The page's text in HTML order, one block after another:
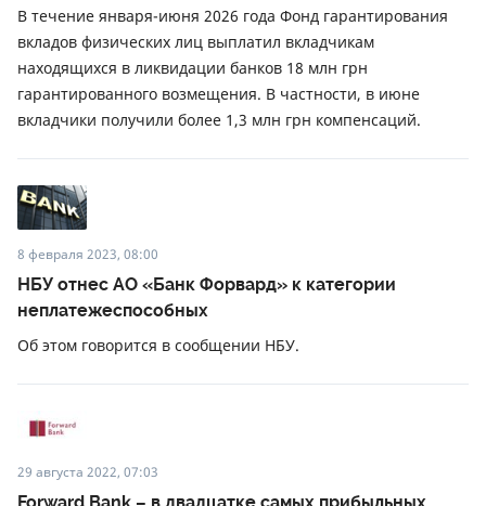
В течение января-июня 2026 года Фонд гарантирования
вкладов физических лиц выплатил вкладчикам
находящихся в ликвидации банков 18 млн грн
гарантированного возмещения. В частности, в июне
вкладчики получили более 1,3 млн грн компенсаций.
8 февраля 2023, 08:00
НБУ отнес АО «Банк Форвард» к категории
неплатежеспособных
Об этом говорится в сообщении НБУ.
29 августа 2022, 07:03